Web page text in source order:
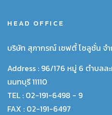
HEAD OFFICE
บริษัท สุภากรณ์ เซฟตี้ โซลูชั่น จ
Address : 96/176 หมู่ 6 ตำบลล
นนทบุรี 11110
TEL : 02-191-6498 - 9
FAX : 02-191-6497